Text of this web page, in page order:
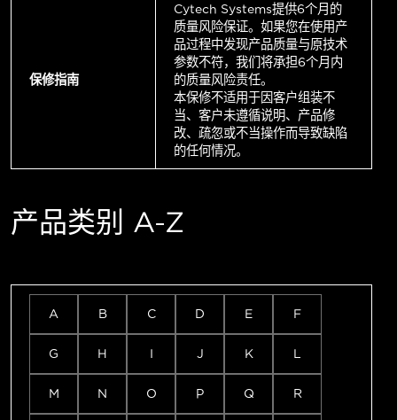
保修指南
Cytech Systems提供6个月的
质量风险保证。如果您在使用产
品过程中发现产品质量与原技术
参数不符，我们将承担6个月内
的质量风险责任。
本保修不适用于因客户组装不
当、客户未遵循说明、产品修
改、疏忽或不当操作而导致缺陷
的任何情况。
产品类别 A-Z
A B C D E F
G H I J K L
M N O P Q R